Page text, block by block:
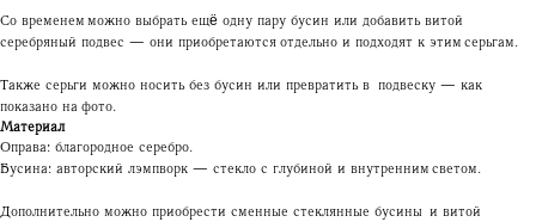
Со временем можно выбрать ещё одну пару бусин или добавить витой
серебряный подвес — они приобретаются отдельно и подходят к этим серьгам.
Также серьги можно носить без бусин или превратить в подвеску — как
показано на фото.
Материал
Оправа: благородное серебро.
Бусина: авторский лэмпворк — стекло с глубиной и внутренним светом.
Дополнительно можно приобрести сменные стеклянные бусины и витой